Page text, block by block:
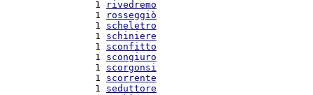
  1
rivedremo
  1
rosseggiò
  1
scheletro
  1
schiniere
  1
sconfitto
  1
scongiuro
  1
scorgonsi
  1
scorrente
  1
seduttore